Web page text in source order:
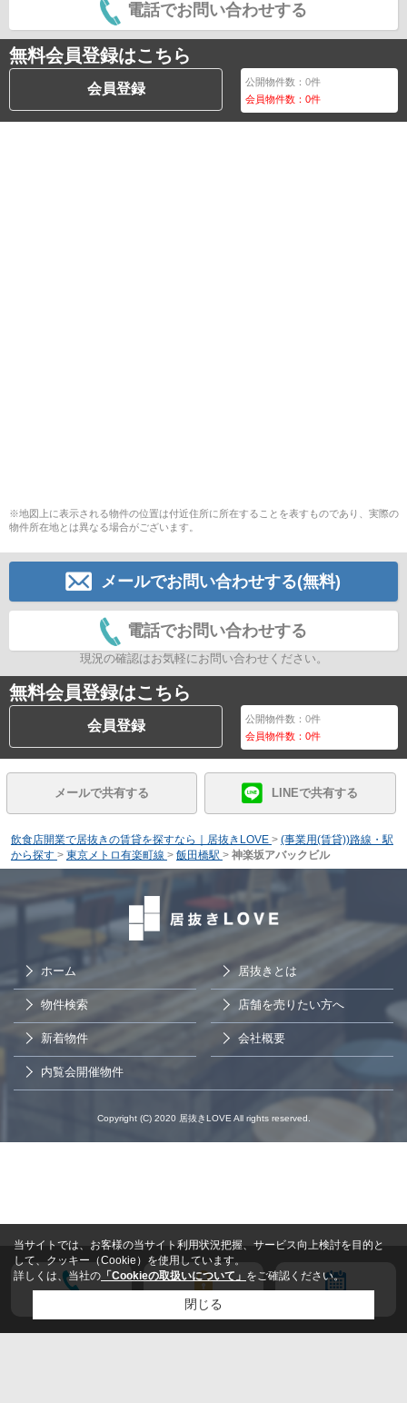
電話でお問い合わせする
無料会員登録はこちら
会員登録 公開物件数：0件
会員物件数：0件
※地図上に表示される物件の位置は付近住所に所在することを表すものであり、実際の
物件所在地とは異なる場合がございます。
メールでお問い合わせする(無料)
電話でお問い合わせする
現況の確認はお気軽にお問い合わせください。
無料会員登録はこちら
会員登録 公開物件数：0件
会員物件数：0件
メールで共有する LINEで共有する
飲食店開業で居抜きの賃貸を探すなら｜居抜きLOVE > (事業用(賃貸))路線・駅
から探す > 東京メトロ有楽町線 > 飯田橋駅 > 神楽坂アバックビル
ホーム 居抜きとは
物件検索 店舗を売りたい方へ
新着物件 会社概要
内覧会開催物件
会員登録
Copyright (C) 2020 居抜きLOVE All rights reserved.
当サイトでは、お客様の当サイト利用状況把握、サービス向上検討を目的と
して、クッキー（Cookie）を使用しています。
詳しくは、当社の 「Cookieの取扱いについて」 をご確認ください。
閉じる